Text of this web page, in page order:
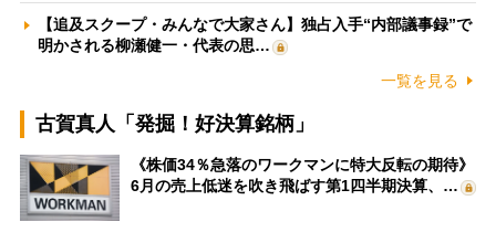
【追及スクープ・みんなで大家さん】独占入手“内部議事録”で
明かされる柳瀬健一・代表の思…
一覧を見る
古賀真人「発掘！好決算銘柄」
《株価34％急落のワークマンに特大反転の期待》
6月の売上低迷を吹き飛ばす第1四半期決算、…